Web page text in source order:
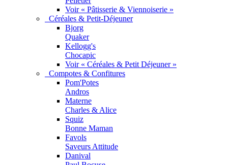
Voir « Pâtisserie & Viennoiserie »
Céréales & Petit-Déjeuner
Bjorg
Quaker
Kellogg's
Chocapic
Voir « Céréales & Petit Déjeuner »
Compotes & Confitures
Pom'Potes
Andros
Materne
Charles & Alice
Squiz
Bonne Maman
Favols
Saveurs Attitude
Danival